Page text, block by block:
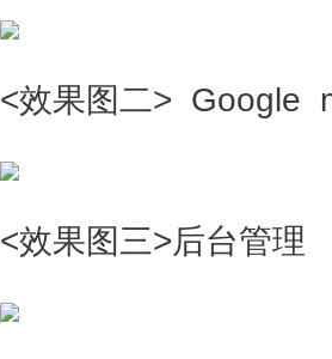
<效果图二> Google
<效果图三>后台管理